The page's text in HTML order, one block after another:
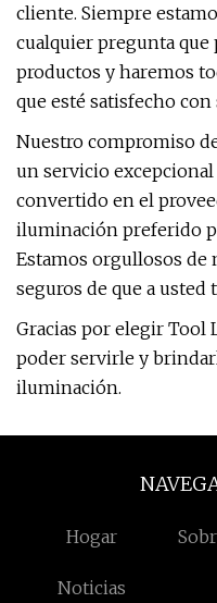
cliente. Siempre
cualquier pregunta que
productos y haremos
que esté satisfecho con
Nuestro compromiso
un servicio
convertido en el
iluminación preferido
Estamos orgullosos de
seguros de que a usted
Gracias por elegir Tool
poder servirle y
iluminación.
Hogar
Noticias